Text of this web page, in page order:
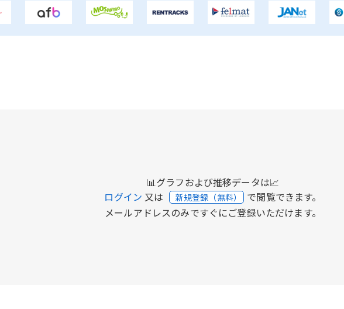
📊グラフおよび推移データは📈
ログイン 又は 新規登録（無料） で閲覧できます。
メールアドレスのみですぐにご登録いただけます。